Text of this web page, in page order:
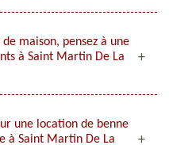
maison, pensez à une
à Saint Martin De La
une location de benne
à Saint Martin De La